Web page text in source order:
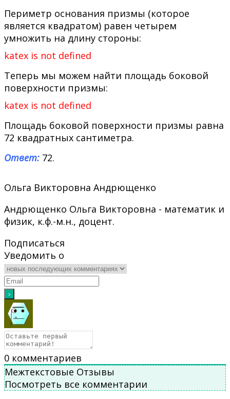
Периметр основания призмы (которое
является квадратом) равен четырем
умножить на длину стороны:
katex is not defined
Теперь мы можем найти площадь боковой
поверхности призмы:
katex is not defined
Площадь боковой поверхности призмы равна
72 квадратных сантиметра.
Ответ: 72.
Ольга Викторовна Андрющенко
Андрющенко Ольга Викторовна - математик и
физик, к.ф.-м.н., доцент.
Подписаться
Уведомить о
0 комментариев
Межтекстовые Отзывы
Посмотреть все комментарии